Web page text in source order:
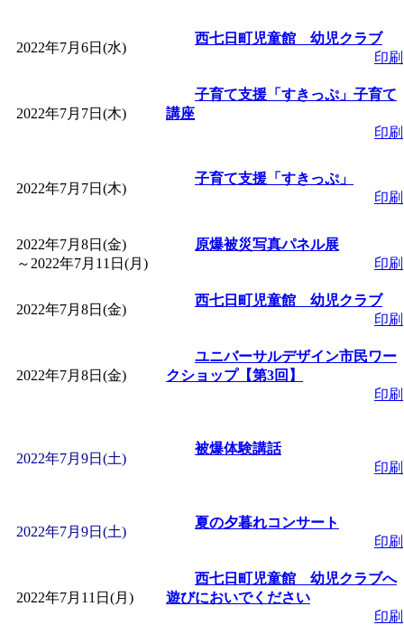
「 赤ちゃん子育て講
付期間：2026/08/10～
赤ちゃん子育て講
付期間：2026/08/10～
「まだまだ暑い！コ
レクリエーション 障
ットせよ！」 受付期
皆鶴姫のこびる塾
～」 受付期間：～
子育て交流広場「
間：2026/08/10～
「赤ちゃん交流広場
2022年7月6日(水)
西七日町児童館 幼児クラブ
印刷
2022年7月7日(木)
子育て支援「すきっぷ」子育て
講座
印刷
2022年7月7日(木)
子育て支援「すきっぷ」
印刷
2022年7月8日(金)
～ 2022年7月11日(月)
原爆被災写真パネル展
印刷
2022年7月8日(金)
西七日町児童館 幼児クラブ
印刷
2022年7月8日(金)
ユニバーサルデザイン市民ワー
クショップ【第3回】
印刷
2022年7月9日(土)
被爆体験講話
印刷
2022年7月9日(土)
夏の夕暮れコンサート
印刷
2022年7月11日(月)
西七日町児童館 幼児クラブへ
遊びにおいでください
印刷